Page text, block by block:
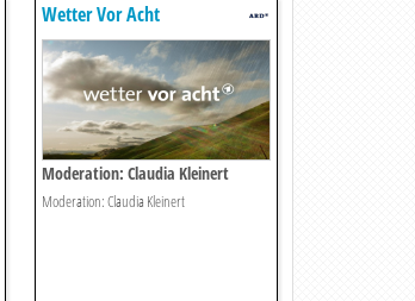
Wetter Vor Acht
Moderation: Claudia Kleinert
Moderation: Claudia Kleinert